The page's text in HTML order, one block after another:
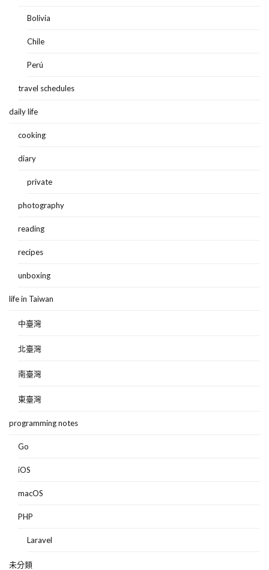
Bolivia
Chile
Perú
travel schedules
daily life
cooking
diary
private
photography
reading
recipes
unboxing
life in Taiwan
中臺灣
北臺灣
南臺灣
東臺灣
programming notes
Go
iOS
macOS
PHP
Laravel
未分類